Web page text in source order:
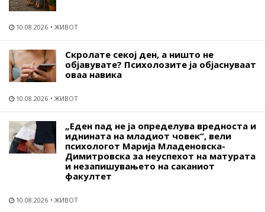
10.08.2026 ЖИВОТ
Скролате секој ден, а ништо не
објавувате? Психолозите ја објаснуваат
оваа навика
10.08.2026 ЖИВОТ
„Еден пад не ја определува вредноста и
иднината на младиот човек“, вели
психологот Марија Младеновска-
Димитровска за неуспехот на матурата
и незапишувањето на саканиот
факултет
10.08.2026 ЖИВОТ